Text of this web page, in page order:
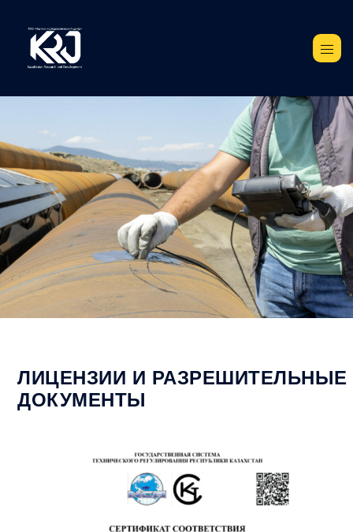
ЛИЦЕНЗИИ И РАЗРЕШИТЕЛЬНЫЕ
ДОКУМЕНТЫ